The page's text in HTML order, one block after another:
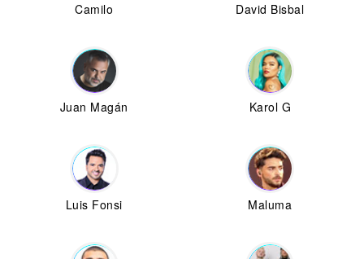
Camilo David Bisbal
Juan Magán Karol G
Luis Fonsi Maluma